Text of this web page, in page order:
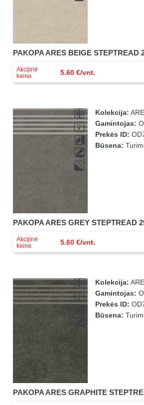
PAKOPA ARES BEIGE STEPTREAD
Akcijinė
kaina
5.60 €/vnt.
Kolekcija:
Gamintojas:
Prekės ID:
Būsena:
PAKOPA ARES GREY STEPTREAD
Akcijinė
kaina
5.60 €/vnt.
Kolekcija:
Gamintojas:
Prekės ID:
Būsena:
PAKOPA ARES GRAPHITE